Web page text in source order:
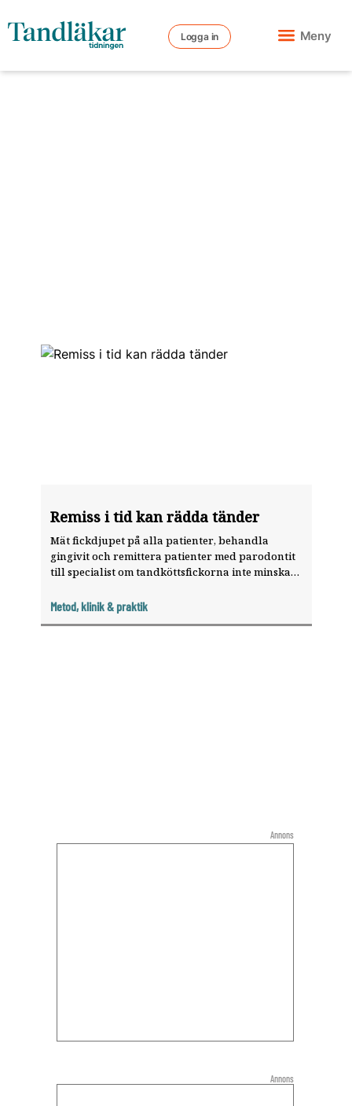
Logga in Meny
Remiss i tid kan rädda tänder
Mät fickdjupet på alla patienter, behandla
gingivit och remittera patienter med parodontit
till specialist om tandköttsfickorna inte minskar
utvärderingar. Det råder Maryam Pourmousa,
Metod, klinik & praktik
Annons
Annons